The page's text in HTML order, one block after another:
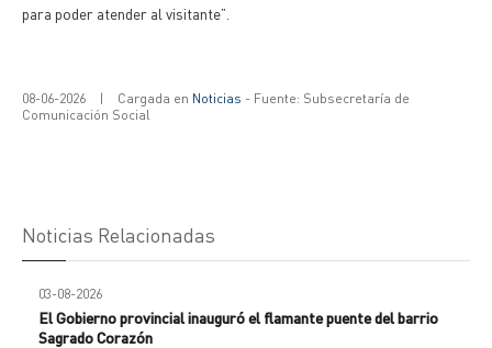
para poder atender al visitante”.
08-06-2026 | Cargada en Noticias - Fuente: Subsecretaría de
Comunicación Social
Noticias Relacionadas
03-08-2026
El Gobierno provincial inauguró el flamante puente del barrio
Sagrado Corazón